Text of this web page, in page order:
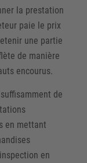
la prestation
paie le prix
une partie
de manière
encourus.
de
en mettant
en